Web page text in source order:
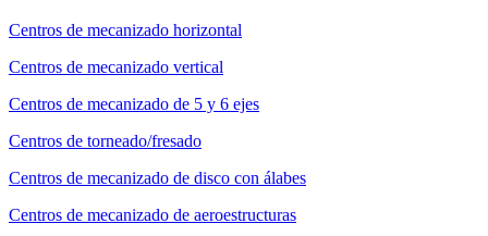
Centros de mecanizado horizontal
Centros de mecanizado vertical
Centros de mecanizado de 5 y 6 ejes
Centros de torneado/fresado
Centros de mecanizado de disco con álabes
Centros de mecanizado de aeroestructuras